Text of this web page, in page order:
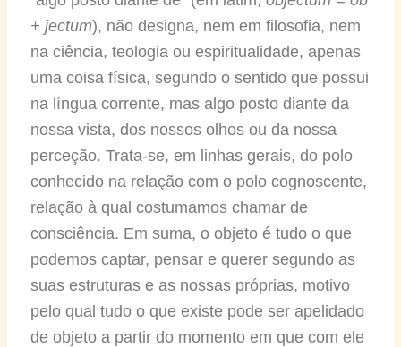
+ jectum), não designa, nem em filosofia, nem
na ciência, teologia ou espiritualidade, apenas
uma coisa física, segundo o sentido que possui
na língua corrente, mas algo posto diante da
nossa vista, dos nossos olhos ou da nossa
perceção. Trata-se, em linhas gerais, do polo
conhecido na relação com o polo cognoscente,
relação à qual costumamos chamar de
consciência. Em suma, o objeto é tudo o que
podemos captar, pensar e querer segundo as
suas estruturas e as nossas próprias, motivo
pelo qual tudo o que existe pode ser apelidado
de objeto a partir do momento em que com ele